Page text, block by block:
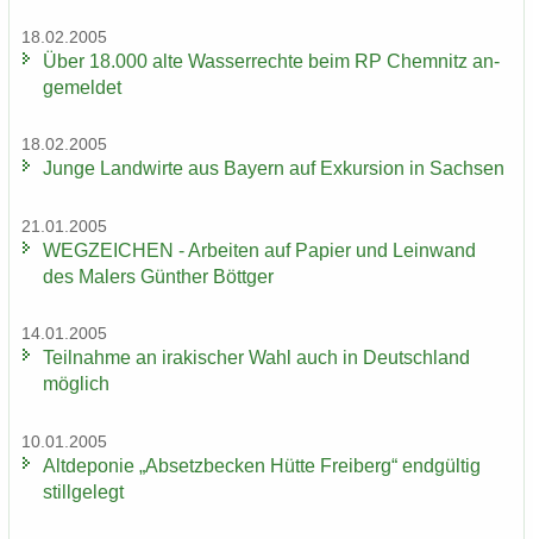
18.02.2005
Über 18.000 alte Was­ser­rech­te beim RP Chem­nitz an­
ge­mel­det
18.02.2005
Junge Land­wir­te aus Bay­ern auf Ex­kur­si­on in Sach­sen
21.01.2005
WEG­ZEI­CHEN - Ar­bei­ten auf Pa­pier und Lein­wand
des Ma­lers Gün­ther Bött­ger
14.01.2005
Teil­nah­me an ira­ki­scher Wahl auch in Deutsch­land
mög­lich
10.01.2005
Alt­de­po­nie „Ab­setz­be­cken Hütte Frei­berg“ end­gül­tig
still­ge­legt